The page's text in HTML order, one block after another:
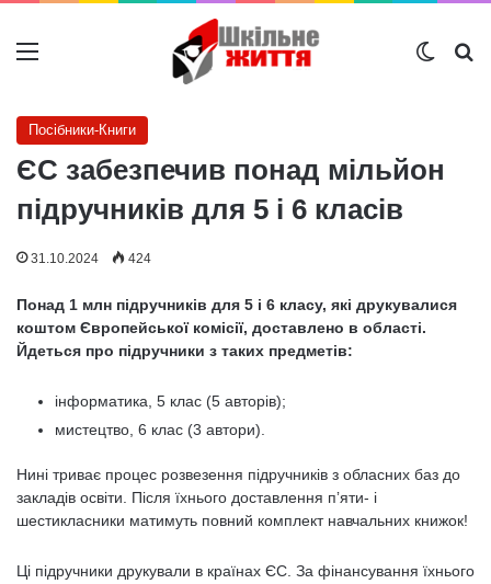
Меню
Посібники-Книги
ЄС забезпечив понад мільйон
підручників для 5 і 6 класів
31.10.2024 424
Понад 1 млн підручників для 5 і 6 класу, які друкувалися
коштом Європейської комісії, доставлено в області.
Йдеться про підручники з таких предметів:
інформатика, 5 клас (5 авторів);
мистецтво, 6 клас (3 автори).
Нині триває процес розвезення підручників з обласних баз до
закладів освіти. Після їхнього доставлення пʼяти- і
шестикласники матимуть повний комплект навчальних книжок!
Ці підручники друкували в країнах ЄС. За фінансування їхнього